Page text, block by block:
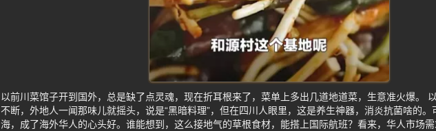
以前川菜馆子开到国外，总是缺了点灵魂，现在折耳根来了，菜单上多出几道地道菜，生意准火爆。
不断，外地人一闻那味儿就摇头，说是“黑暗料理”，但在四川人眼里，这是养生神器，消炎抗菌啥的
海，成了海外华人的心头好。谁能想到，这么接地气的草根食材，能搭上国际航班？看来，华人市场